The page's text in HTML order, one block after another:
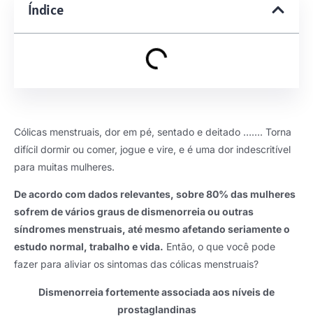
Índice
Cólicas menstruais, dor em pé, sentado e deitado ……. Torna
difícil dormir ou comer, jogue e vire, e é uma dor indescritível
para muitas mulheres.
De acordo com dados relevantes, sobre 80% das mulheres
sofrem de vários graus de dismenorreia ou outras
síndromes menstruais, até mesmo afetando seriamente o
estudo normal, trabalho e vida. Então, o que você pode
fazer para aliviar os sintomas das cólicas menstruais?
Dismenorreia fortemente associada aos níveis de
prostaglandinas